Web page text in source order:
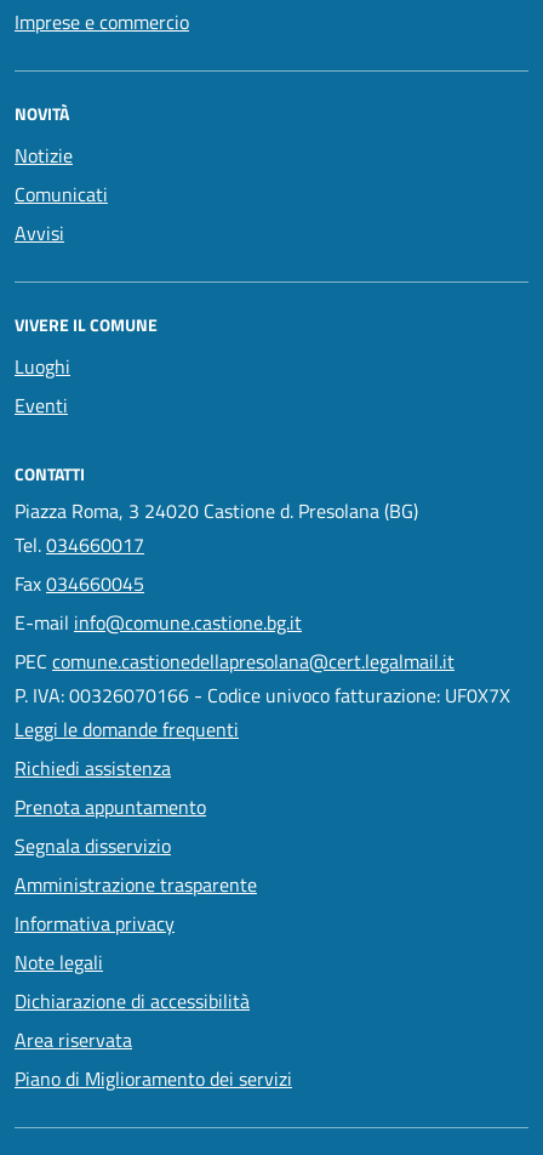
Imprese e commercio
NOVITÀ
Notizie
Comunicati
Avvisi
VIVERE IL COMUNE
Luoghi
Eventi
CONTATTI
Piazza Roma, 3 24020 Castione d. Presolana (BG)
Tel.034660017
Fax034660045
E-mail info@comune.castione.bg.it
PEC comune.castionedellapresolana@cert.legalmail.it
P. IVA: 00326070166 - Codice univoco fatturazione: UF0X7X
Leggi le domande frequenti
Richiedi assistenza
Prenota appuntamento
Segnala disservizio
Amministrazione trasparente
Informativa privacy
Note legali
Dichiarazione di accessibilità
Area riservata
Piano di Miglioramento dei servizi